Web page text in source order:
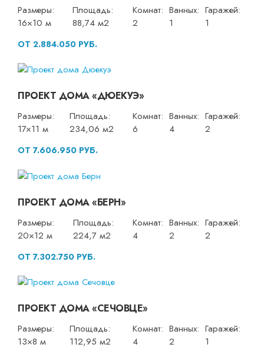
Размеры:
16×10 м
Площадь:
88,74 м2
Комнат:
2
Ванных:
1
Гаражей:
1
ОТ 2.884.050 РУБ.
ПРОЕКТ ДОМА «ДЮЕКУЭ»
Размеры:
17×11 м
Площадь:
234,06 м2
Комнат:
6
Ванных:
4
Гаражей:
2
ОТ 7.606.950 РУБ.
ПРОЕКТ ДОМА «БЕРН»
Размеры:
20×12 м
Площадь:
224,7 м2
Комнат:
4
Ванных:
2
Гаражей:
2
ОТ 7.302.750 РУБ.
ПРОЕКТ ДОМА «СЕЧОВЦЕ»
Размеры:
13×8 м
Площадь:
112,95 м2
Комнат:
4
Ванных:
2
Гаражей:
1